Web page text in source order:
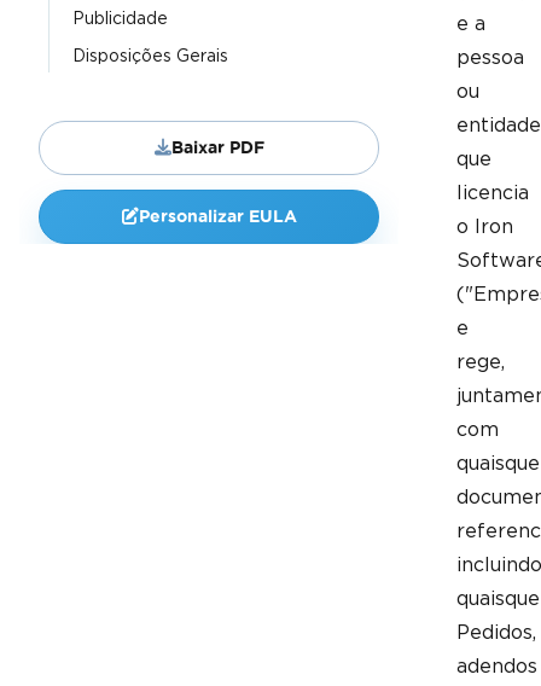
Publicidade
Disposições Gerais
Baixar PDF
Personalizar EULA
e a
pessoa
ou
entidade
que
licencia
o Iron
e
rege,
com
incluindo
Pedidos,
adendos